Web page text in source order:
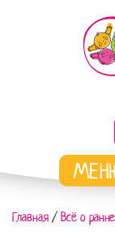
Главная / Всё о